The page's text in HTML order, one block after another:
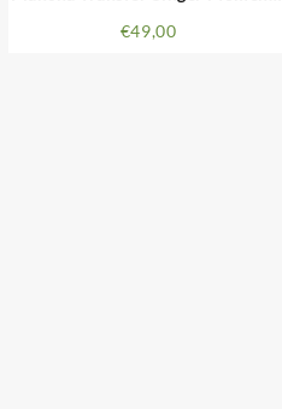
€49,00